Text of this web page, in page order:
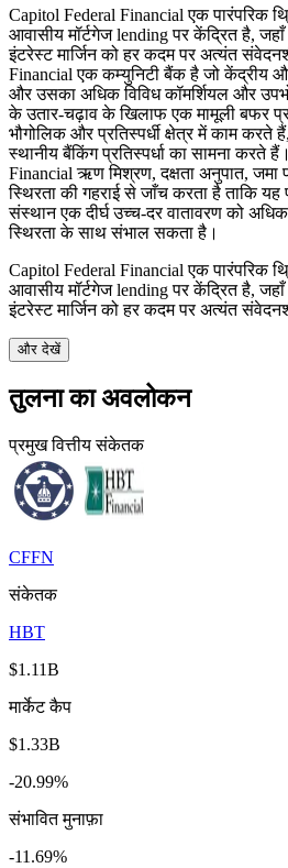
Capitol Federal Financial एक पारंपरिक
आवासीय मॉर्टगेज lending पर केंद्रित है,
इंटरेस्ट मार्जिन को हर कदम पर अत्यंत
Financial एक कम्युनिटी बैंक है जो केंद्रीय
और उसका अधिक विविध कॉमर्शियल और
के उतार-चढ़ाव के खिलाफ एक मामूली बफर
भौगोलिक और प्रतिस्पर्धी क्षेत्र में काम करते
स्थानीय बैंकिंग प्रतिस्पर्धा का सामना करते
Financial ऋण मिश्रण, दक्षता अनुपात,
स्थिरता की गहराई से जाँच करता है ताकि
संस्थान एक दीर्घ उच्च-दर वातावरण को
स्थिरता के साथ संभाल सकता है।
Capitol Federal Financial एक पारंपरिक
आवासीय मॉर्टगेज lending पर केंद्रित है,
इंटरेस्ट मार्जिन को हर कदम पर अत्यंत
और देखें
तुलना का अवलोकन
प्रमुख वित्तीय संकेतक
CFFN
संकेतक
HBT
$1.11B
मार्केट कैप
$1.33B
-20.99%
संभावित मुनाफ़ा
-11.69%